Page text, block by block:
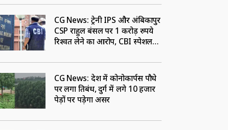
CG News: ट्रेनी IPS और अंबिकापुर
CSP राहुल बंसल पर 1 करोड़ रुपये
रिश्वत लेने का आरोप, CBI स्पेशल
CG News: प्रदेश में कोनोकार्पस पौधे
पर लगा प्रतिबंध, दुर्ग में लगे 10 हजार
पेड़ों पर पड़ेगा असर